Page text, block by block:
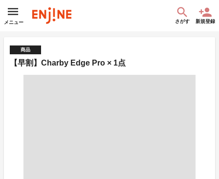
メニュー さがす 新規登録
商品
【早割】Charby Edge Pro × 1点